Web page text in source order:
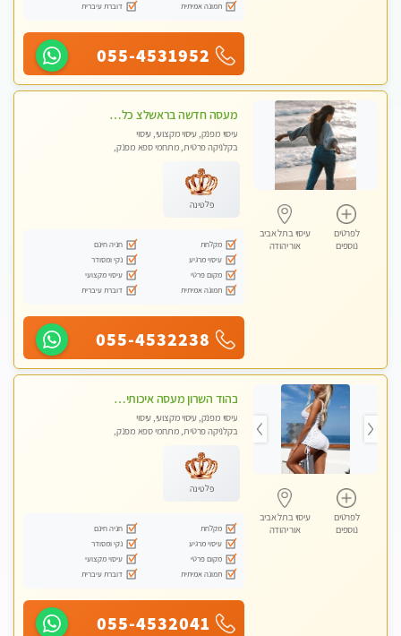
תמונה אמיתית
דוברת עיברית
055-4531952
לפרטים
נוספים
עיסוי בתל אביב
אור יהודה
מעסה חדשה בראשלצ כל סוגי העיסויים מעסה מקצועית ואיכותית פרטי!!!
עיסוי מפנק, עיסוי מקצועי, עיסוי
בקלניקה פרטית, מתחמי ספא מפנק,
פלטינה
מקלחת
חניה חינם
עיסוי מרגיע
נקי ומסודר
מקום פרטי
עיסוי מקצועי
תמונה אמיתית
דוברת עיברית
055-4532238
לפרטים
נוספים
עיסוי בתל אביב
אור יהודה
בהוד השרון מעסה איכותית מקצועית ומפנקת מאוד
עיסוי מפנק, עיסוי מקצועי, עיסוי
בקלניקה פרטית, מתחמי ספא מפנק,
פלטינה
מקלחת
חניה חינם
עיסוי מרגיע
נקי ומסודר
מקום פרטי
עיסוי מקצועי
תמונה אמיתית
דוברת עיברית
055-4532041